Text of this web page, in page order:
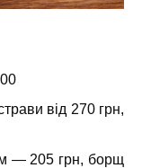
від 270 грн,
— 205 грн, борщ